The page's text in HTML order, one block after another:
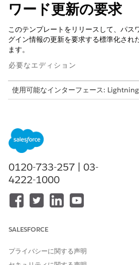
ワード更新の要求
このテンプレートをリリースして、パス
グイン情報の更新を要求する標準化され
ます。
必要なエディション
使用可能なインターフェース:
Edition。
このテンプレートでは、正確かつ監査可
す。テンプレートに含まれている内容を
このテンプレートの受入フォームでは、
Folder Name (フォルダー名): パスワ
Password Name (パスワード名): 更
0120-733-257 | 03-
4222-1000
SALESFORCE
プライバシーに関する声明